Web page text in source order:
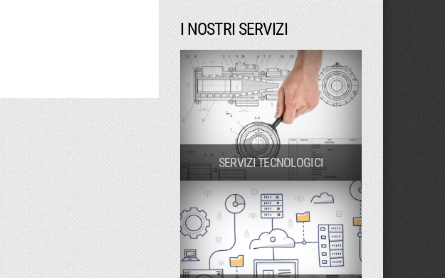
I NOSTRI SERVIZI
SERVIZI TECNOLOGICI